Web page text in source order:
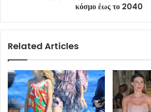
κόσμο έως το 2040
Related Articles